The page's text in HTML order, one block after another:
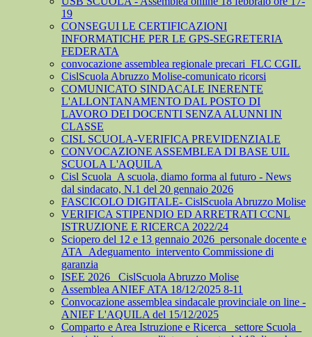
19
CONSEGUI LE CERTIFICAZIONI
INFORMATICHE PER LE GPS-SEGRETERIA
FEDERATA
convocazione assemblea regionale precari_FLC CGIL
CislScuola Abruzzo Molise-comunicato ricorsi
COMUNICATO SINDACALE INERENTE
L'ALLONTANAMENTO DAL POSTO DI
LAVORO DEI DOCENTI SENZA ALUNNI IN
CLASSE
CISL SCUOLA-VERIFICA PREVIDENZIALE
CONVOCAZIONE ASSEMBLEA DI BASE UIL
SCUOLA L'AQUILA
Cisl Scuola_A scuola, diamo forma al futuro - News
dal sindacato, N.1 del 20 gennaio 2026
FASCICOLO DIGITALE- CislScuola Abruzzo Molise
VERIFICA STIPENDIO ED ARRETRATI CCNL
ISTRUZIONE E RICERCA 2022/24
Sciopero del 12 e 13 gennaio 2026_personale docente e
ATA_Adeguamento_intervento Commissione di
garanzia
ISEE 2026_ CislScuola Abruzzo Molise
Assemblea ANIEF ATA 18/12/2025 8-11
Convocazione assemblea sindacale provinciale on line -
ANIEF L'AQUILA del 15/12/2025
Comparto e Area Istruzione e Ricerca_ settore Scuola_